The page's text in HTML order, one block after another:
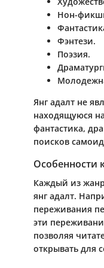
Нон-
Фэнтези.
Поэзия.
Янг адалт не
находящуюся
фантастика,
поисков
Особенности
Каждый из
янг адалт.
переживания
эти
позволяя
открывать для